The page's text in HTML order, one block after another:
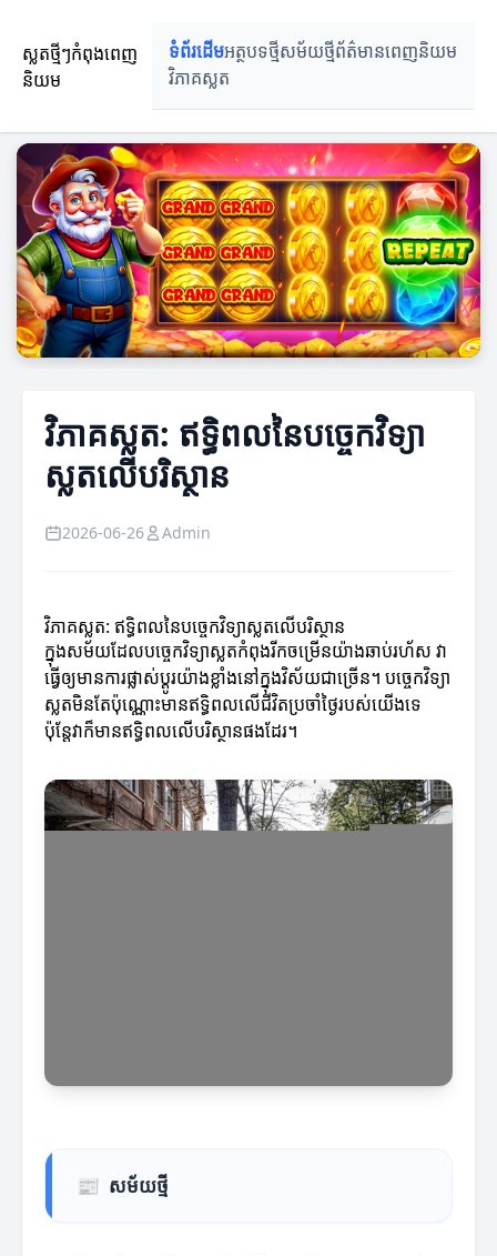
ស្លតថ្មីៗកំពុងពេញ
និយម
ទំព័រដើមអត្ថបទថ្មីសម័យថ្មីព័ត៌មានពេញនិយម
វិភាគស្លត
វិភាគស្លត: ឥទ្ធិពលនៃបច្ចេកវិទ្យា
ស្លតលើបរិស្ថាន
2026-06-26 Admin
វិភាគស្លត: ឥទ្ធិពលនៃបច្ចេកវិទ្យាស្លតលើបរិស្ថាន
ក្នុងសម័យដែលបច្ចេកវិទ្យាស្លតកំពុងរីកចម្រើនយ៉ាងឆាប់រហ័ស វា
ធ្វើឲ្យមានការផ្លាស់ប្ដូរយ៉ាងខ្លាំងនៅក្នុងវិស័យជាច្រើន។ បច្ចេកវិទ្យា
ស្លតមិនតែប៉ុណ្ណោះមានឥទ្ធិពលលើជីវិតប្រចាំថ្ងៃរបស់យើងទេ
ប៉ុន្តែវាក៏មានឥទ្ធិពលលើបរិស្ថានផងដែរ។
📰 សម័យថ្មី